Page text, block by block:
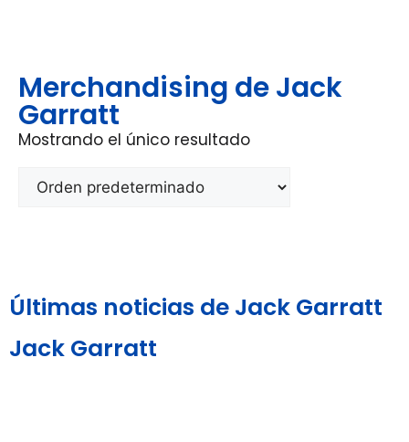
Merchandising de Jack
Garratt
Mostrando el único resultado
Últimas noticias de Jack Garratt
Jack Garratt